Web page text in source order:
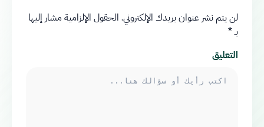
لن يتم نشر عنوان بريدك الإلكتروني. الحقول الإلزامية مشار إليها
بـ*
التعليق